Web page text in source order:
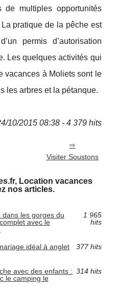
de multiples opportunités
pratique de la pêche est
permis d’autorisation
Les quelques activités qui
vacances à Moliets sont le
les arbres et la pétanque.
10/2015 08:38 - 4 379 hits
Visiter Soustons
Location vacances
nos articles.
dans les gorges du
avec le
1 965
hits
idéal à anglet
377 hits
avec des enfants :
le camping le
314 hits